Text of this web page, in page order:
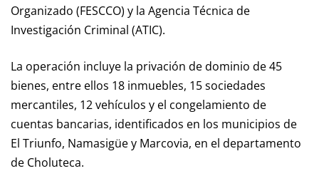
Organizado (FESCCO) y la Agencia Técnica de
Investigación Criminal (ATIC).
La operación incluye la privación de dominio de 45
bienes, entre ellos 18 inmuebles, 15 sociedades
mercantiles, 12 vehículos y el congelamiento de
cuentas bancarias, identificados en los municipios de
El Triunfo, Namasigüe y Marcovia, en el departamento
de Choluteca.